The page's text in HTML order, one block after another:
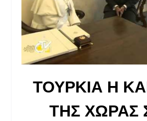
ΤΟΥΡΚΙΑ Η
ΤΗΣ ΧΩΡΑΣ